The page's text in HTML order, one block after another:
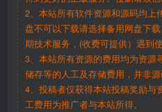
2、本站所有软件资源和源码均上
盘不可以下载请选择备用网盘下
期技术服务，(收费可提供）遇到
3、本站所有资源的费用均为资源
储存等的人工及存储费用，并非
4、投稿者仅获得本站投稿奖励与
工费用为推广者与本站所得。